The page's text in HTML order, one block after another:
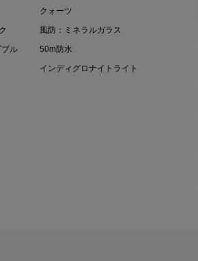
ル
クォーツ
風防：ミネラルガラス
50m防水
インディグロナイトライト